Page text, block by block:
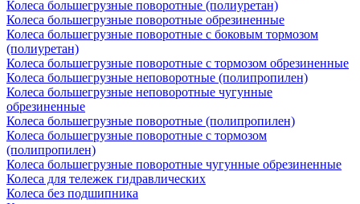
Колеса большегрузные поворотные (полиуретан)
Колеса большегрузные поворотные обрезиненные
Колеса большегрузные поворотные с боковым тормозом
(полиуретан)
Колеса большегрузные поворотные с тормозом обрезиненные
Колеса большегрузные неповоротные (полипропилен)
Колеса большегрузные неповоротные чугунные
обрезиненные
Колеса большегрузные поворотные (полипропилен)
Колеса большегрузные поворотные с тормозом
(полипропилен)
Колеса большегрузные поворотные чугунные обрезиненные
Колеса для тележек гидравлических
Колеса без подшипника